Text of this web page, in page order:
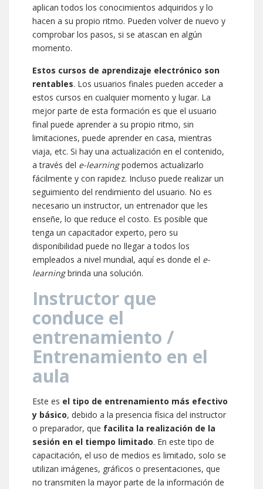
aplican todos los conocimientos adquiridos y lo
hacen a su propio ritmo. Pueden volver de nuevo y
comprobar los pasos, si se atascan en algún
momento.
Estos cursos de aprendizaje electrónico son
rentables. Los usuarios finales pueden acceder a
estos cursos en cualquier momento y lugar. La
mejor parte de esta formación es que el usuario
final puede aprender a su propio ritmo, sin
limitaciones, puede aprender en casa, mientras
viaja, etc. Si hay una actualización en el contenido,
a través del e-learningpodemos actualizarlo
fácilmente y con rapidez. Incluso puede realizar un
seguimiento del rendimiento del usuario. No es
necesario un instructor, un entrenador que les
enseñe, lo que reduce el costo. Es posible que
tenga un capacitador experto, pero su
disponibilidad puede no llegar a todos los
empleados a nivel mundial, aquí es donde el e-
learningbrinda una solución.
Instructor que
conduce el
entrenamiento /
Entrenamiento en el
aula
Este es el tipo de entrenamiento más efectivo
y básico, debido a la presencia física del instructor
o preparador, que facilita la realización de la
sesión en el tiempo limitado. En este tipo de
capacitación, el uso de medios es limitado, solo se
utilizan imágenes, gráficos o presentaciones, que
no transmiten la mayor parte de la información de